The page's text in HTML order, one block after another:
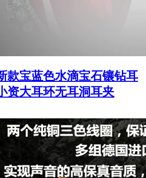
款宝蓝色水滴宝石镶钻耳
资大耳环无耳洞耳夹